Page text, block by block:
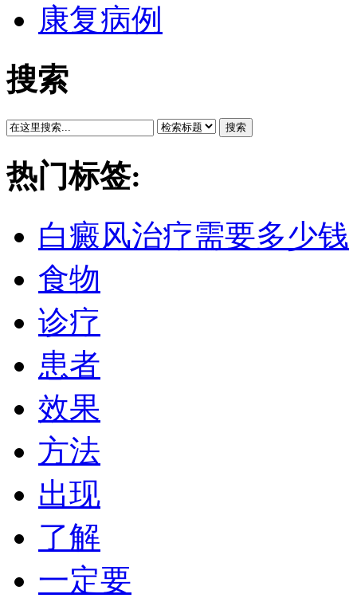
康复病例
搜索
搜索
热门标签:
白癜风治疗需要多少钱
食物
诊疗
患者
效果
方法
出现
了解
一定要